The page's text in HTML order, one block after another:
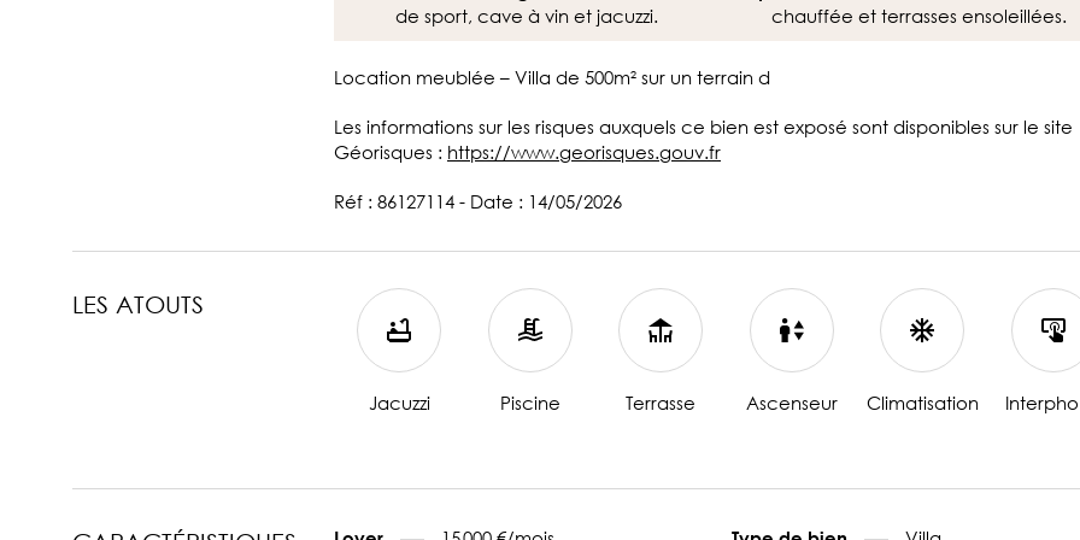
de sport, cave à vin et jacuzzi.
chauffée et terrasses ensoleillées.
Location meublée – Villa de 500m² sur un terrain d
Les informations sur les risques auxquels ce bien est exposé sont disponibles sur le site
Géorisques : https://www.georisques.gouv.fr
Réf : 86127114 - Date : 14/05/2026
LES ATOUTS
Jacuzzi Piscine Terrasse Ascenseur Climatisation